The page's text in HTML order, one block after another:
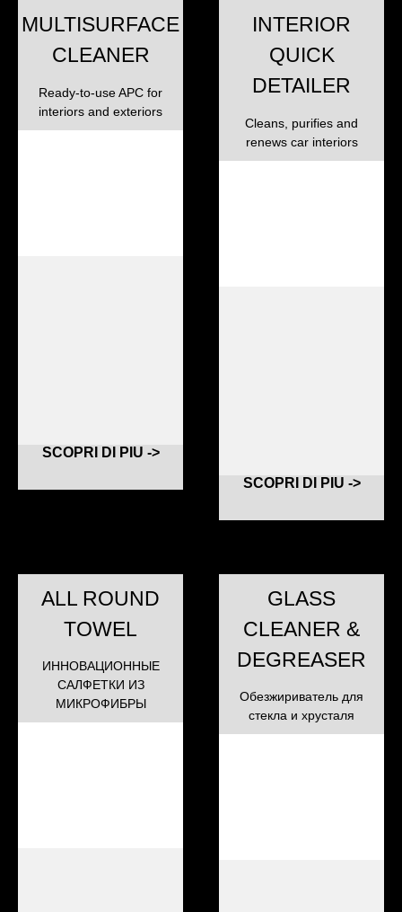
MULTISURFACE
CLEANER
Ready-to-use APC for
interiors and exteriors
SCOPRI DI PIU ->
INTERIOR
QUICK
DETAILER
Cleans, purifies and
renews car interiors
SCOPRI DI PIU ->
ALL ROUND
TOWEL
ИННОВАЦИОННЫЕ
САЛФЕТКИ ИЗ
МИКРОФИБРЫ
GLASS
CLEANER &
DEGREASER
Обезжириватель для
стекла и хрусталя